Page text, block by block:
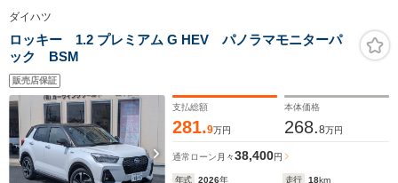
ダイハツ
ロッキー 1.2 プレミアム G HEV パノラマモニターパ
ック BSM
販売店保証
支払総額
281.9万円
本体価格
268.8万円
通常ローン 月々38,400円
年式 2026年 走行 18km